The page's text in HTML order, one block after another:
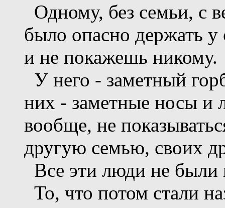
Одному, без семьи, с
было опасно держать
и не покажешь никому.
У него - заметный
них - заметные носы и
вообще, не
другую семью, своих
Все эти люди не были
То, что потом стали